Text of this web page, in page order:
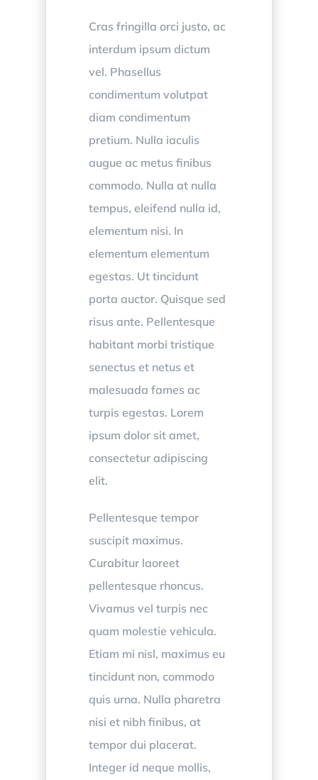
Cras fringilla orci justo, ac
interdum ipsum dictum
vel. Phasellus
condimentum volutpat
diam condimentum
pretium. Nulla iaculis
augue ac metus finibus
commodo. Nulla at nulla
tempus, eleifend nulla id,
elementum nisi. In
elementum elementum
egestas. Ut tincidunt
porta auctor. Quisque sed
risus ante. Pellentesque
habitant morbi tristique
senectus et netus et
malesuada fames ac
turpis egestas. Lorem
ipsum dolor sit amet,
consectetur adipiscing
elit.
Pellentesque tempor
suscipit maximus.
Curabitur laoreet
pellentesque rhoncus.
Vivamus vel turpis nec
quam molestie vehicula.
Etiam mi nisl, maximus eu
tincidunt non, commodo
quis urna. Nulla pharetra
nisi et nibh finibus, at
tempor dui placerat.
Integer id neque mollis,